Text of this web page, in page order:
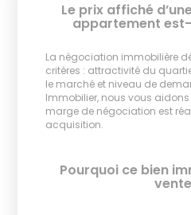
Le prix affiché
appartement
La négociation immobilière
critères : attractivité du
le marché et niveau de
Immobilier, nous vous
marge de négociation est
acquisition.
Pourquoi ce bien